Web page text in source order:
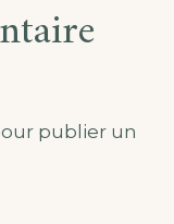
publier un